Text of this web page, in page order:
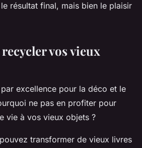
le résultat final, mais bien le plaisir
vos vieux
excellence pour la déco et le
ne pas en profiter pour
vie à vos vieux objets ?
transformer de vieux livres